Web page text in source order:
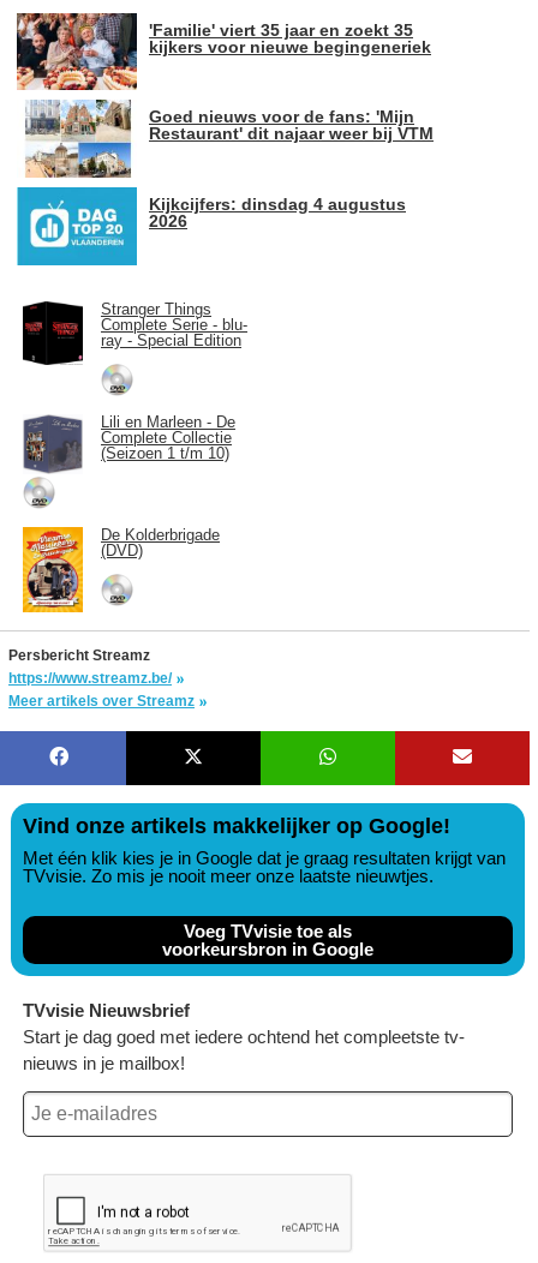
'Familie' viert 35 jaar en zoekt 35
kijkers voor nieuwe begingeneriek
Goed nieuws voor de fans: 'Mijn
Restaurant' dit najaar weer bij VTM
Kijkcijfers: dinsdag 4 augustus
2026
Stranger Things
Complete Serie - blu-
ray - Special Edition
Lili en Marleen - De
Complete Collectie
(Seizoen 1 t/m 10)
De Kolderbrigade
(DVD)
Persbericht Streamz
https://www.streamz.be/
Meer artikels over Streamz
Vind onze artikels makkelijker op Google!
Met één klik kies je in Google dat je graag resultaten krijgt van
TVvisie. Zo mis je nooit meer onze laatste nieuwtjes.
Voeg TVvisie toe als
voorkeursbron in Google
TVvisie Nieuwsbrief
Start je dag goed met iedere ochtend het compleetste tv-
nieuws in je mailbox!